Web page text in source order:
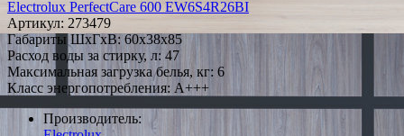
Electrolux PerfectCare 600 EW6S4R26BI
Артикул: 273479
Габариты ШxГxВ: 60x38x85
Расход воды за стирку, л: 47
Максимальная загрузка белья, кг: 6
Класс энергопотребления: A+++
Производитель: